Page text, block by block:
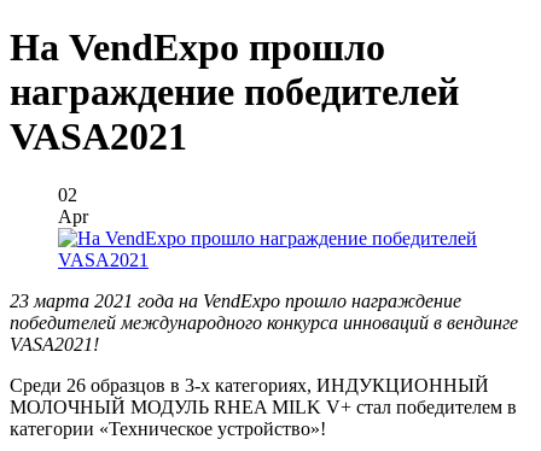
На VendExpo прошло
награждение победителей
VASA2021
02
Apr
23 марта 2021 года на VendExpo прошло награждение
победителей международного конкурса инноваций в вендинге
VASA2021!
Среди 26 образцов в 3-х категориях, ИНДУКЦИОННЫЙ
МОЛОЧНЫЙ МОДУЛЬ RHEA MILK V+ стал победителем в
категории «Техническое устройство»!